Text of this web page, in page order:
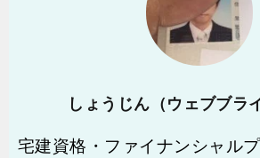
しょうじん（ウェブブラ
宅建資格・ファイナンシャル